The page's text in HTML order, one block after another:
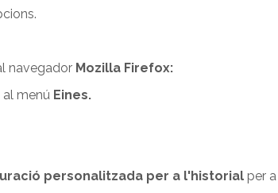
navegador Mozilla Firefox:
al menú Eines.
personalitzada per a l'historial per